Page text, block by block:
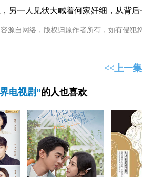
另一人见状大喊着何家奸细，从背后
源自网络，版权归原作者所有，如有侵犯
<<上一集
电视剧”的人也喜欢